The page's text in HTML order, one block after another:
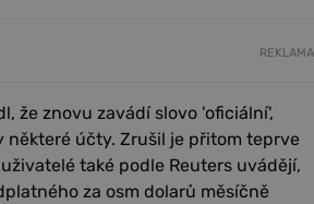
REKLAMA
že znovu zavádí slovo 'oficiální',
některé účty. Zrušil je přitom teprve
také podle Reuters uvádějí,
za osm dolarů měsíčně